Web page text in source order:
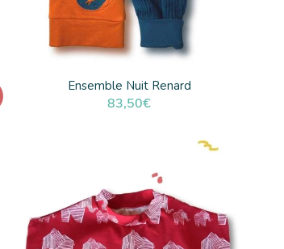
Ensemble Nuit Renard
83,50€